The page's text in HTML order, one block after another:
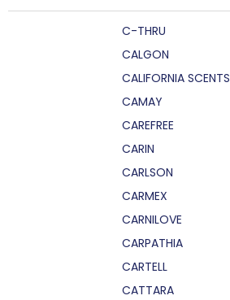
C-THRU
CALGON
CALIFORNIA SCENTS
CAMAY
CAREFREE
CARIN
CARLSON
CARMEX
CARNILOVE
CARPATHIA
CARTELL
CATTARA